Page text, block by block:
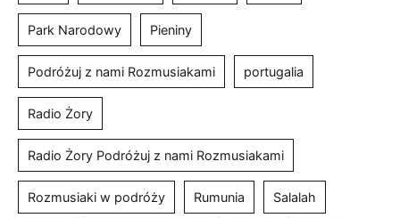
Park Narodowy Pieniny
Podróżuj z nami Rozmusiakami portugalia
Radio Żory
Radio Żory Podróżuj z nami Rozmusiakami
Rozmusiaki w podróży Rumunia Salalah